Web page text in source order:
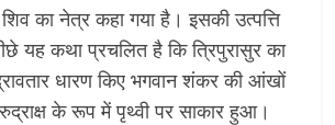
शिव का नेत्र कहा गया है। इसकी उत्पत्ति
यह कथा प्रचलित है कि त्रिपुरासुर का
धारण किए भगवान शंकर की आंखों
के रूप में पृथ्वी पर साकार हुआ।